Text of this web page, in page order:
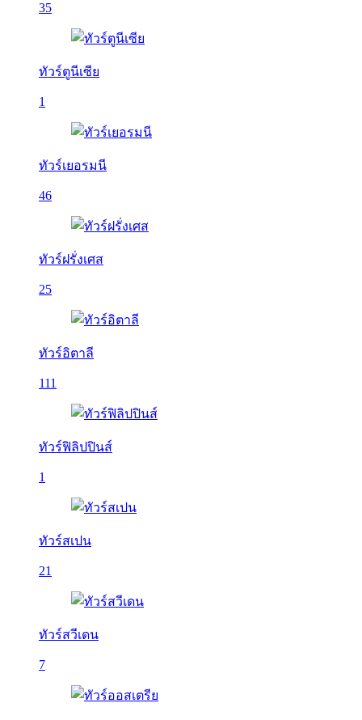
35
ทัวร์ตูนีเซีย
1
ทัวร์เยอรมนี
46
ทัวร์ฝรั่งเศส
25
ทัวร์อิตาลี
111
ทัวร์ฟิลิปปินส์
1
ทัวร์สเปน
21
ทัวร์สวีเดน
7